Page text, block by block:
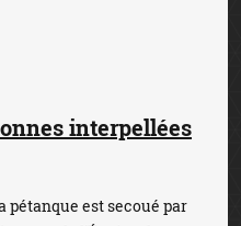
interpellées
pétanque est secoué par